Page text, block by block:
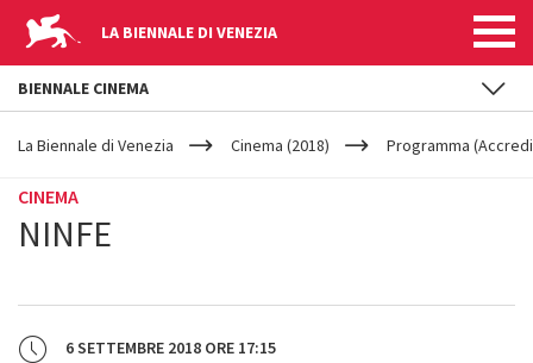
LA BIENNALE DI VENEZIA
YOUR
ARE
La Biennale di Venezia Cinema (2018) Programma
CINEMA
NINFE
6 SETTEMBRE 2018 ORE 17:15
BIENNALE CINEMA